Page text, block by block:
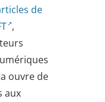
de
,
ouvre de
aux